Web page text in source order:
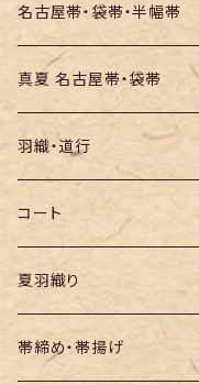
お召し
木綿・綿麻
絞りの浴衣
名古屋帯・袋帯・半幅帯
名古屋帯
袋帯
半幅帯
真夏 名古屋帯・袋帯
羽織・道行
コート
夏羽織り
帯締め・帯揚げ